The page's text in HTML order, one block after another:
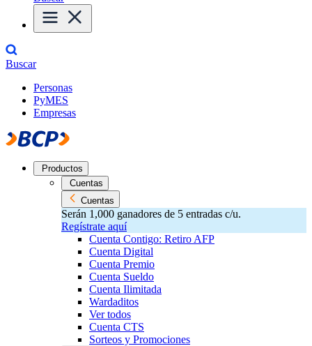
Buscar
Personas
PyMES
Empresas
Productos
Cuentas
Cuentas
Serán 1,000 ganadores de 5 entradas c/u.
Regístrate aquí
Cuenta Contigo: Retiro AFP
Cuenta Digital
Cuenta Premio
Cuenta Sueldo
Cuenta Ilimitada
Wardaditos
Ver todos
Cuenta CTS
Sorteos y Promociones